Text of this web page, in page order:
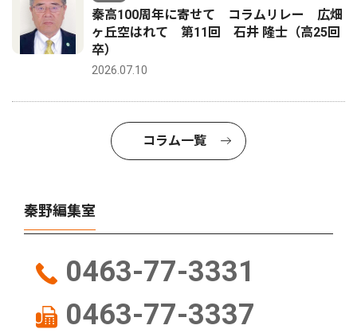
秦高100周年に寄せて コラムリレー 広畑
ヶ丘空はれて 第11回 石井 隆士（高25回
卒）
2026.07.10
コラム一覧
秦野編集室
0463-77-3331
0463-77-3337